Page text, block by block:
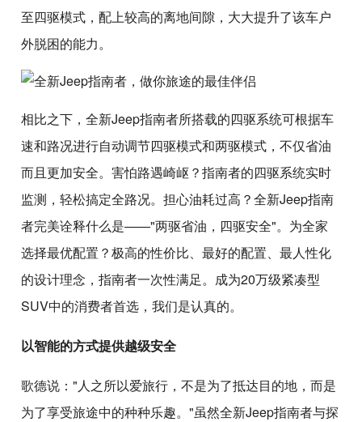
至四驱模式，配上较高的离地间隙，大大提升了该车户
外脱困的能力。
相比之下，全新Jeep指南者所搭载的四驱系统可根据车
速和路况进行自动调节四驱模式和两驱模式，不仅省油
而且更加安全。害怕路遇崎岖？指南者的四驱系统实时
监测，轻松搞定全路况。担心油耗过高？全新Jeep指南
者完美诠释什么是——"两驱省油，四驱安全"。为全家
选择最优配置？极高的性价比、最好的配置、最人性化
的设计理念，指南者一次性满足。成为20万级紧凑型
SUV中的消费者首选，我们是认真的。
以智能的方式提供越级安全
歌德说："人之所以爱旅行，不是为了抵达目的地，而是
为了享受旅途中的种种乐趣。"虽然全新Jeep指南者与探